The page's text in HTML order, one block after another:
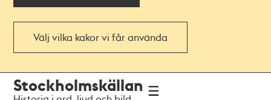
Välj vilka kakor vi får använda
navigationen
huvudinnehållet
Stockholmskällan